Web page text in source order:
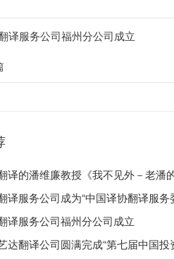
译服务公司福州分公司成立
译的潘维廉教授《我不见外－老潘
译服务公司成为“中国译协翻译服务
译服务公司福州分公司成立
达翻译公司圆满完成“第七届中国